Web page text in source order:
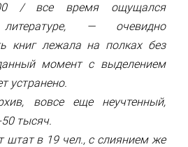
/ все время ощущался
— очевидно
книг лежала на полках без
момент с выделением
устранено.
вовсе еще неучтенный,
тысяч.
штат в 19 чел., с слиянием же